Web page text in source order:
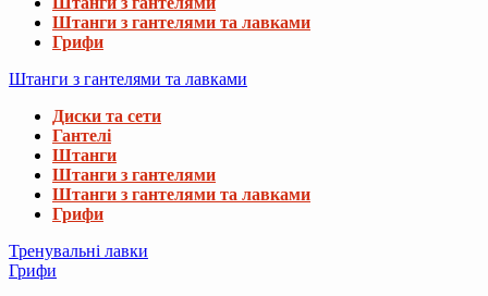
Штанги з гантелями та лавками
Грифи
Штанги з гантелями та лавками
Диски та сети
Гантелі
Штанги
Штанги з гантелями
Штанги з гантелями та лавками
Грифи
Тренувальні лавки
Грифи